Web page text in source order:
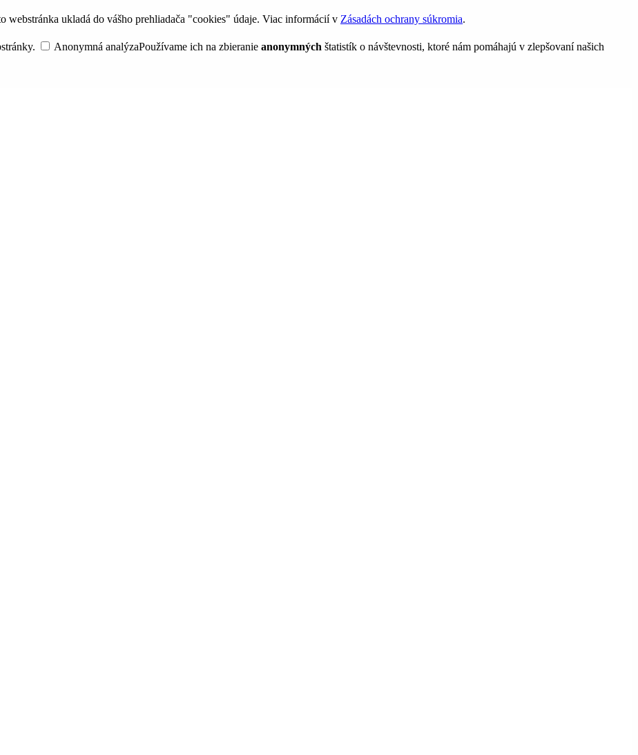
webstránka ukladá do vášho prehliadača "cookies" údaje. Viac informácií v Zásadách ochrany súkromia.
Anonymná analýzaPoužívame ich na zbieranie anonymných štatistík o návštevnosti, ktoré nám pomáhajú v zlepšovaní našich